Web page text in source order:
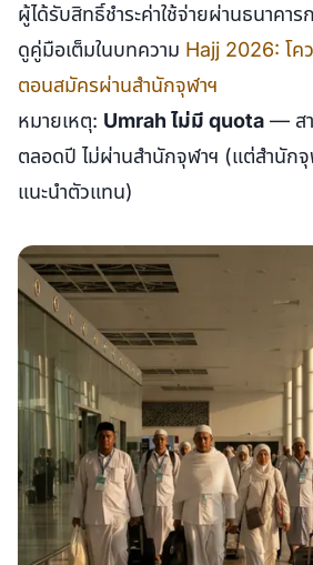
ผู้ได้รับสิทธิ์ชำระค่าใช้จ่ายผ่านธนาคา
ดูคู่มือเต็มในบทความ Hajj 2026: โค
ตอนสมัครผ่านสำนักจุฬาฯ
หมายเหตุ: Umrah ไม่มี quota — สา
ตลอดปี ไม่ผ่านสำนักจุฬาฯ (แต่สำนักจุ
แนะนำตัวแทน)